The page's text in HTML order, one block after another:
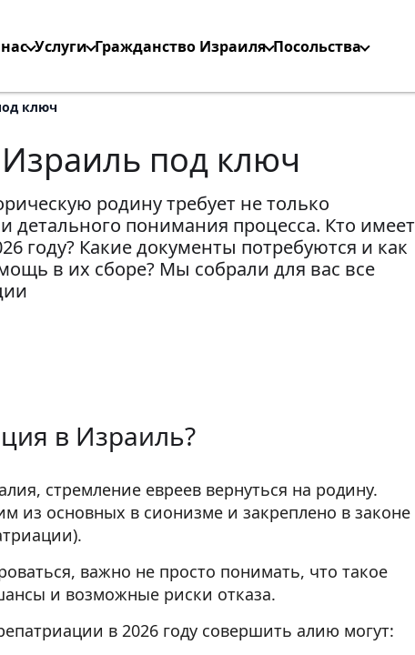
Услуги Гражданство Израиля Посольства
ключ
под ключ
родину требует не только
детального понимания процесса. Кто имеет
году? Какие документы потребуются и как
в их сборе? Мы собрали для вас все
в Израиль?
стремление евреев вернуться на родину.
из основных в сионизме и закреплено в законе
важно не просто понимать, что такое
и возможные риски отказа.
в 2026 году совершить алию могут: